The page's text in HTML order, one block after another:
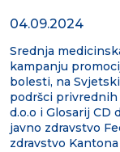
04.09.2024
Srednja
kampanju
bolesti, na
podršci privrednih
d.o.o i Glosarij CD
javno zdravstvo
zdravstvo